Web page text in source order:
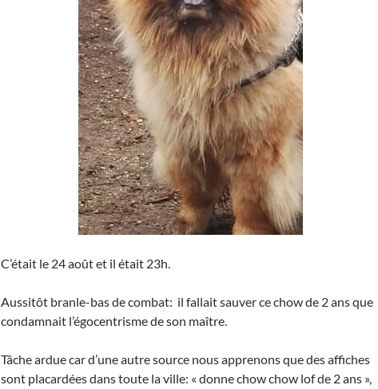
C’était le 24 août et il était 23h.
Aussitôt branle-bas de combat: il fallait sauver ce chow de 2 ans que
condamnait l’égocentrisme de son maître.
Tâche ardue car d’une autre source nous apprenons que des affiches
sont placardées dans toute la ville: « donne chow chow lof de 2 ans »,